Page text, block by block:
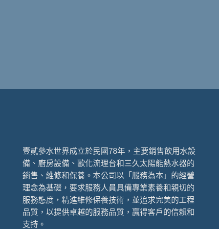
壹貳參水世界成立於民國78年，主要銷售飲用水設
備、廚房設備、歐化流理台和三久太陽能熱水器的
銷售、維修和保養。本公司以「服務為本」的經營
理念為基礎，要求服務人員具備專業素養和親切的
服務態度，精進維修保養技術，並追求完美的工程
品質，以提供卓越的服務品質，贏得客戶的信賴和
支持。